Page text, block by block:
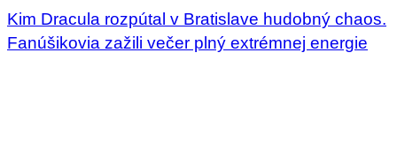
Kim Dracula rozpútal v Bratislave hudobný chaos.
Fanúšikovia zažili večer plný extrémnej energie